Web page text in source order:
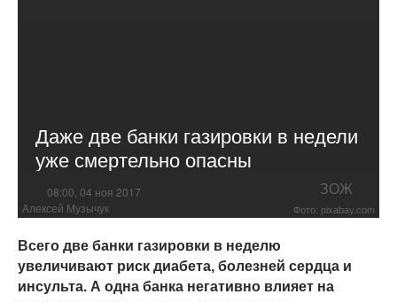
Даже две банки газировки в недели
уже смертельно опасны
08:00, 04 ноя 2017 ЗОЖ
Алексей Музычук Фото: pixabay.com
Всего две банки газировки в неделю
увеличивают риск диабета, болезней сердца и
инсульта. А одна банка негативно влияет на